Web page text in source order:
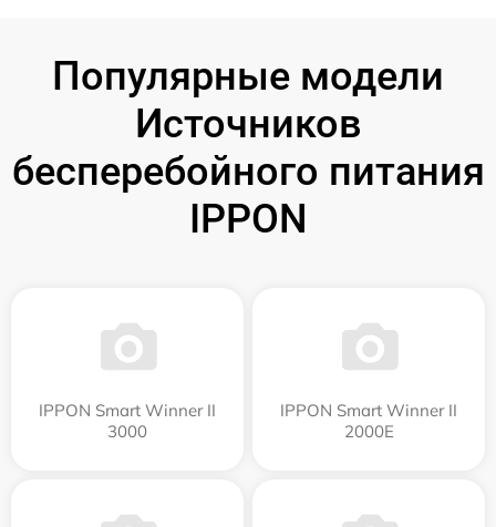
Популярные модели
Источников
бесперебойного питания
IPPON
IPPON Smart Winner II
3000
IPPON Smart Winner II
2000E